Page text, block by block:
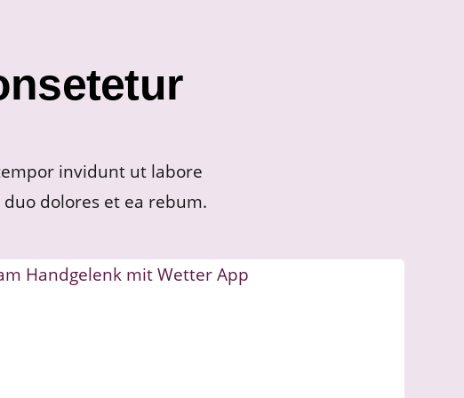
invidunt ut labore
duo dolores et ea rebum.